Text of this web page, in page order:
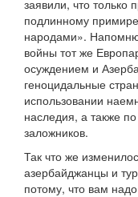
заявили, что только
подлинному
народами». Напомню
войны тот же
осуждением и
геноцидальные
использовании
наследия, а также
заложников.
Так что же
азербайджанцы и
потому, что вам